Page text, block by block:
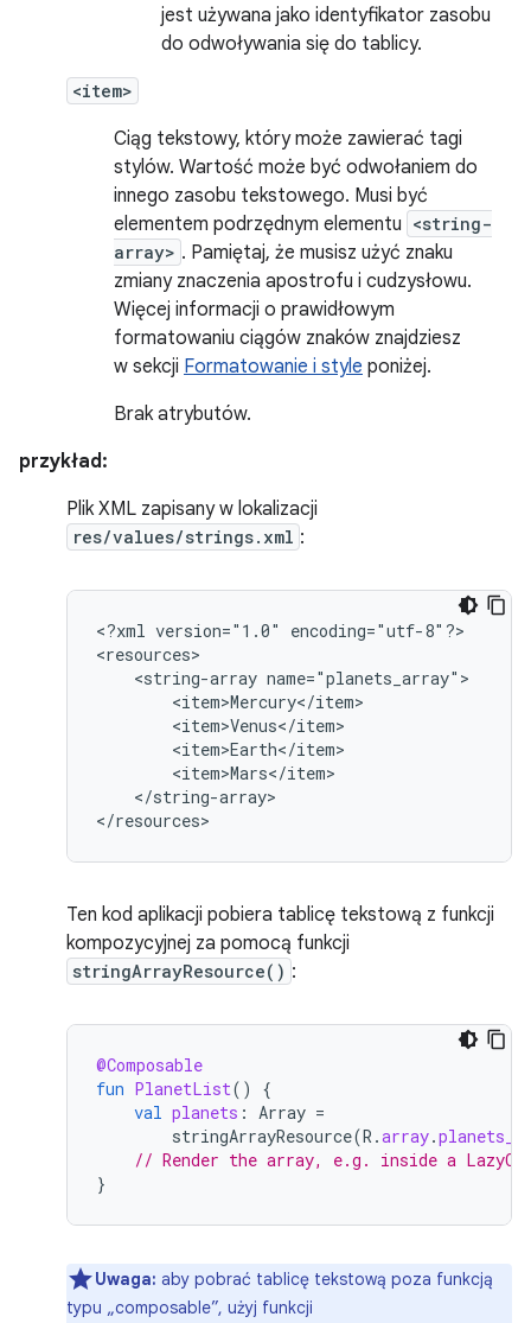
jest używana jako identyfikator zasobu
do odwoływania się do tablicy.
<item>
Ciąg tekstowy, który może zawierać tagi
stylów. Wartość może być odwołaniem do
innego zasobu tekstowego. Musi być
elementem podrzędnym elementu <string-
array> . Pamiętaj, że musisz użyć znaku
zmiany znaczenia apostrofu i cudzysłowu.
Więcej informacji o prawidłowym
formatowaniu ciągów znaków znajdziesz
w sekcji Formatowanie i style poniżej.
Brak atrybutów.
przykład:
Plik XML zapisany w lokalizacji
res/values/strings.xml :
<?xml version="1.0"
encoding="utf-8"?>
<string-array
</string-array>
</resources>
Ten kod aplikacji pobiera tablicę tekstową z funkcji
kompozycyjnej za pomocą funkcji
stringArrayResource() :
@Composable
fun PlanetList()
{
val planets : Array =
stringArrayResource(R .array.
// Render the array, e.g. inside a
}
Uwaga: aby pobrać tablicę tekstową poza funkcją
typu „composable”, użyj funkcji